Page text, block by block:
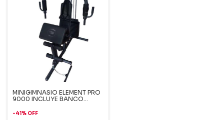
MINIGIMNASIO ELEMENT PRO
9000 INCLUYE BANCO
-41% OFF